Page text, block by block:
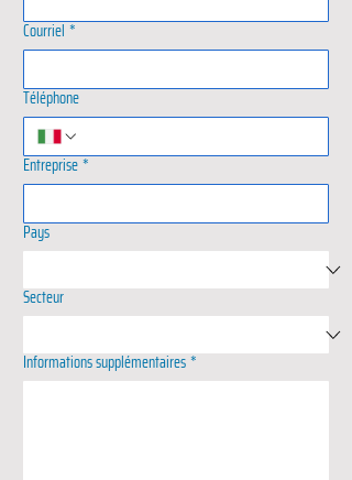
Courriel *
Téléphone
Entreprise*
Pays
Secteur
Informations supplémentaires*